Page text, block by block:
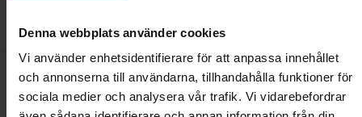
Denna webbplats använder cookies
Vi använder enhetsidentifierare för att anpassa innehållet
och annonserna till användarna, tillhandahålla funktioner för
sociala medier och analysera vår trafik. Vi vidarebefordrar
Beställ nu